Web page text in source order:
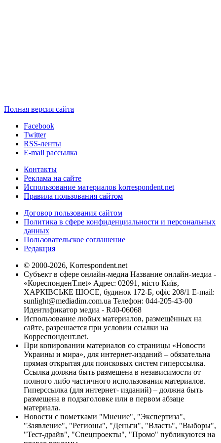
Полная версия сайта
Facebook
Twitter
RSS-ленты
E-mail рассылка
Контакты
Реклама на сайте
Использование материалов korrespondent.net
Правила пользования сайтом
Договор пользования сайтом
Политика в сфере конфиденциальности и персональных
данных
Пользовательское соглашение
Редакция
© 2000-2026, Korrespondent.net
Субъект в сфере онлайн-медиа Название онлайн-медиа -
«КореспонденТ.net» Адрес: 02091, місто Київ,
ХАРКІВСЬКЕ ШОСЕ, будинок 172-Б, офіс 208/1 E-mail:
sunlight@mediadim.com.ua Телефон: 044-205-43-00
Идентификатор медиа - R40-06068
Использование любых материалов, размещённых на
сайте, разрешается при условии ссылки на
Корреспондент.net.
При копировании материалов со страницы «Новости
Украины и мира», для интернет-изданий – обязательна
прямая открытая для поисковых систем гиперссылка.
Ссылка должна быть размещена в независимости от
полного либо частичного использования материалов.
Гиперссылка (для интернет- изданий) – должна быть
размещена в подзаголовке или в первом абзаце
материала.
Новости с пометками "Мнение", "Экспертиза",
"Заявление", "Регионы", "Деньги", "Власть", "Выборы",
"Тест-драйв", "Спецпроекты", "Промо" публикуются на